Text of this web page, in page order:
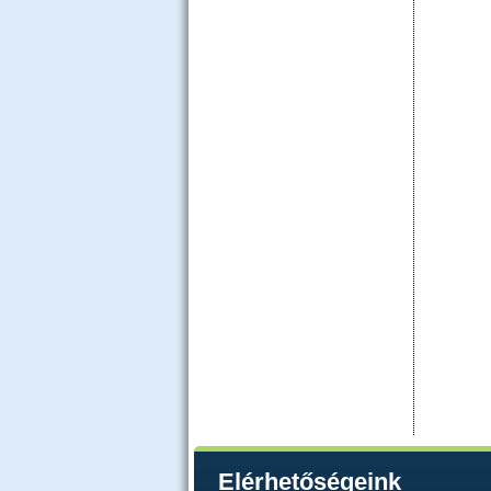
Elérhetőségeink